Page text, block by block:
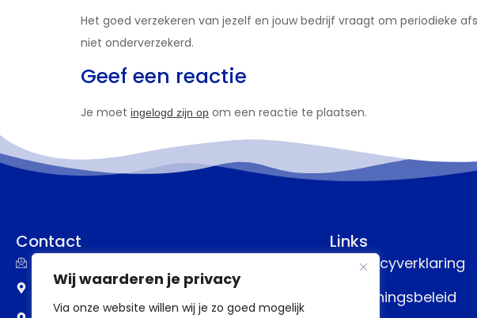
Wij waarderen je privacy
Via onze website willen wij je zo goed mogelijk
Het goed verzekeren van jezelf en jouw bedrijf vraagt om periodieke
niet onderverzekerd.
Geef een reactie
Je moet ingelogd zijn op om een reactie te plaatsen.
Contact
Frankenstraat 77
Links
Privacyverklaring
Beloningsbeleid